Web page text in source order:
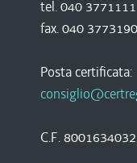
tel. 040 3771111
fax. 040 3773190
Posta certificata:
C.F.